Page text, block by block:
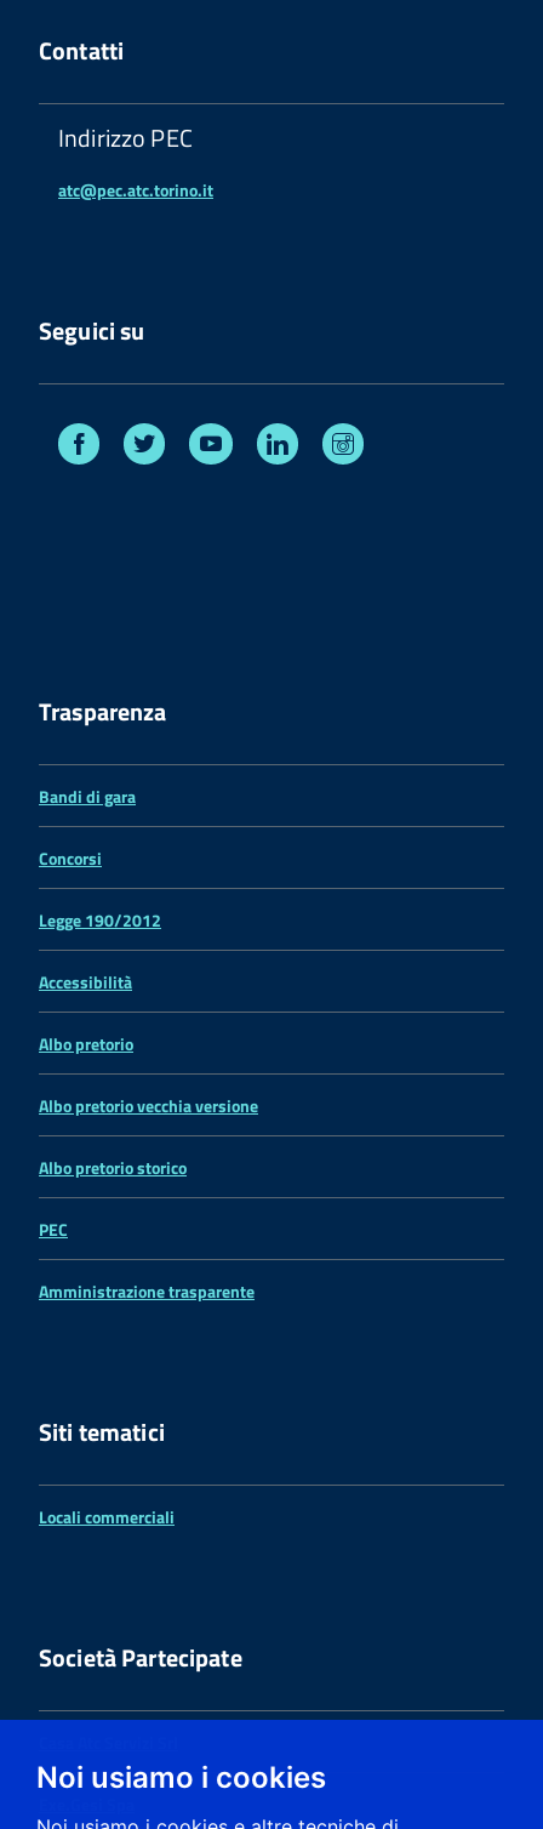
Noi usiamo i cookies
Contatti
Indirizzo PEC
atc@pec.atc.torino.it
Seguici su
Facebook Twitter Youtube Linkedin
Trasparenza
Bandi di gara
Concorsi
Legge 190/2012
Accessibilità
Albo pretorio
Albo pretorio vecchia versione
Albo pretorio storico
PEC
Amministrazione trasparente
Siti tematici
Locali commerciali
Società Partecipate